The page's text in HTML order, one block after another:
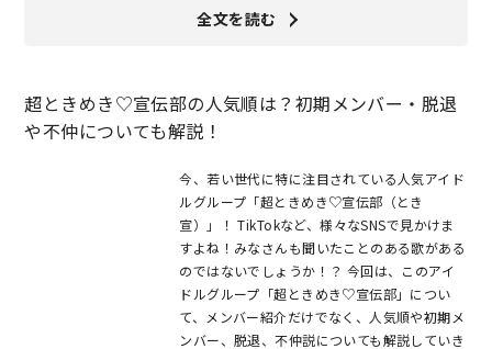
全文を読む
超ときめき♡宣伝部の人気順は？初期メンバー・脱退
や不仲についても解説！
今、若い世代に特に注目されている人気アイド
ルグループ「超ときめき♡宣伝部（とき
宣）」！ TikTokなど、様々なSNSで見かけま
すよね！みなさんも聞いたことのある歌がある
のではないでしょうか！？ 今回は、このアイ
ドルグループ「超ときめき♡宣伝部」につい
て、メンバー紹介だけでなく、人気順や初期メ
ンバー、脱退、不仲説についても解説していき